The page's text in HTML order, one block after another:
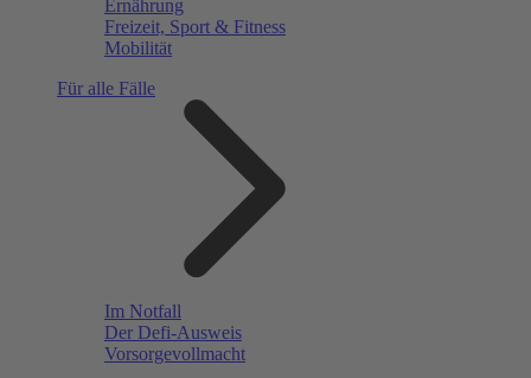
Ernährung
Freizeit, Sport & Fitness
Mobilität
Für alle Fälle
Im Notfall
Der Defi-Ausweis
Vorsorgevollmacht